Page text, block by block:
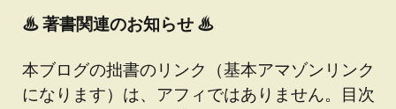
♨著書関連のお知らせ ♨
本ブログの拙書のリンク（基本アマゾンリンク
になります）は、アフィではありません。目次